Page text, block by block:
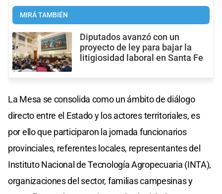
MIRÁ TAMBIÉN
Diputados avanzó con un
proyecto de ley para bajar la
litigiosidad laboral en Santa Fe
La Mesa se consolida como un ámbito de diálogo
directo entre el Estado y los actores territoriales, es
por ello que participaron la jornada funcionarios
provinciales, referentes locales, representantes del
Instituto Nacional de Tecnología Agropecuaria (INTA),
organizaciones del sector, familias campesinas y